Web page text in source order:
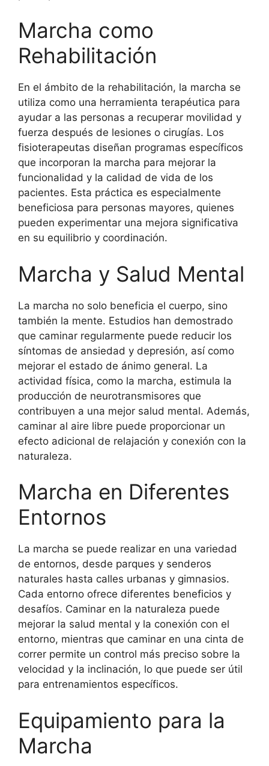
Marcha como
Rehabilitación
En el ámbito de la rehabilitación, la marcha se
utiliza como una herramienta terapéutica para
ayudar a las personas a recuperar movilidad y
fuerza después de lesiones o cirugías. Los
fisioterapeutas diseñan programas específicos
que incorporan la marcha para mejorar la
funcionalidad y la calidad de vida de los
pacientes. Esta práctica es especialmente
beneficiosa para personas mayores, quienes
pueden experimentar una mejora significativa
en su equilibrio y coordinación.
Marcha y Salud Mental
La marcha no solo beneficia el cuerpo, sino
también la mente. Estudios han demostrado
que caminar regularmente puede reducir los
síntomas de ansiedad y depresión, así como
mejorar el estado de ánimo general. La
actividad física, como la marcha, estimula la
producción de neurotransmisores que
contribuyen a una mejor salud mental. Además,
caminar al aire libre puede proporcionar un
efecto adicional de relajación y conexión con la
naturaleza.
Marcha en Diferentes
Entornos
La marcha se puede realizar en una variedad
de entornos, desde parques y senderos
naturales hasta calles urbanas y gimnasios.
Cada entorno ofrece diferentes beneficios y
desafíos. Caminar en la naturaleza puede
mejorar la salud mental y la conexión con el
entorno, mientras que caminar en una cinta de
correr permite un control más preciso sobre la
velocidad y la inclinación, lo que puede ser útil
para entrenamientos específicos.
Equipamiento para la
Marcha